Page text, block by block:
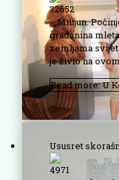
32652
„Milijun.
građanina
zemljama
je živio na
Read more: U
Ususret
4971